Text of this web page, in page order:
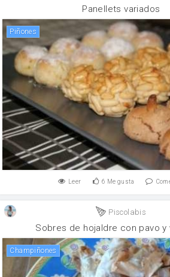
Panellets variados
Piñones
Leer 6 Me gusta
Piscolabis
Sobres de hojaldre con pavo y
champiñones